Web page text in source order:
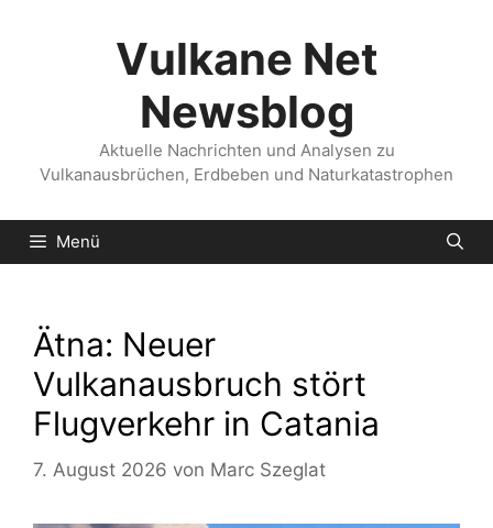
Vulkane Net
Newsblog
Aktuelle Nachrichten und Analysen zu
Vulkanausbrüchen, Erdbeben und Naturkatastrophen
Menü
Ätna: Neuer
Vulkanausbruch stört
Flugverkehr in Catania
7. August 2026 von Marc Szeglat